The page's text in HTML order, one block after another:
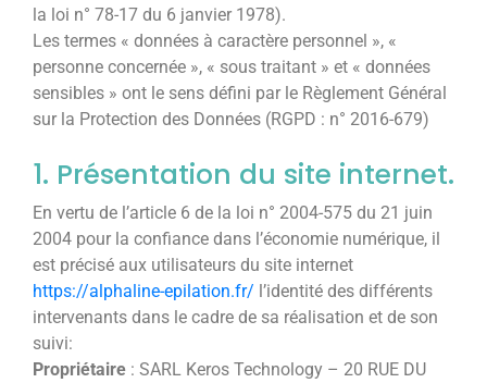
la loi n° 78-17 du 6 janvier 1978).
Les termes « données à caractère personnel », «
personne concernée », « sous traitant » et « données
sensibles » ont le sens défini par le Règlement Général
sur la Protection des Données (RGPD : n° 2016-679)
1. Présentation du site internet.
En vertu de l’article 6 de la loi n° 2004-575 du 21 juin
2004 pour la confiance dans l’économie numérique, il
est précisé aux utilisateurs du site internet
https://alphaline-epilation.fr/ l’identité des différents
intervenants dans le cadre de sa réalisation et de son
suivi:
Propriétaire : SARL Keros Technology – 20 RUE DU